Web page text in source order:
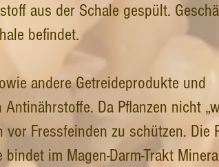
aus der Schale gespült.
befindet.
andere Getreideprodukte und
Da Pflanzen nicht
Fressfeinden zu schützen. Die
im Magen-Darm-Trakt